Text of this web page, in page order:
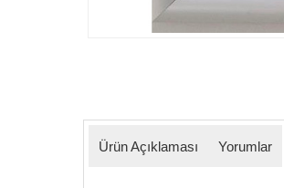
Ürün Açıklaması Yorumlar